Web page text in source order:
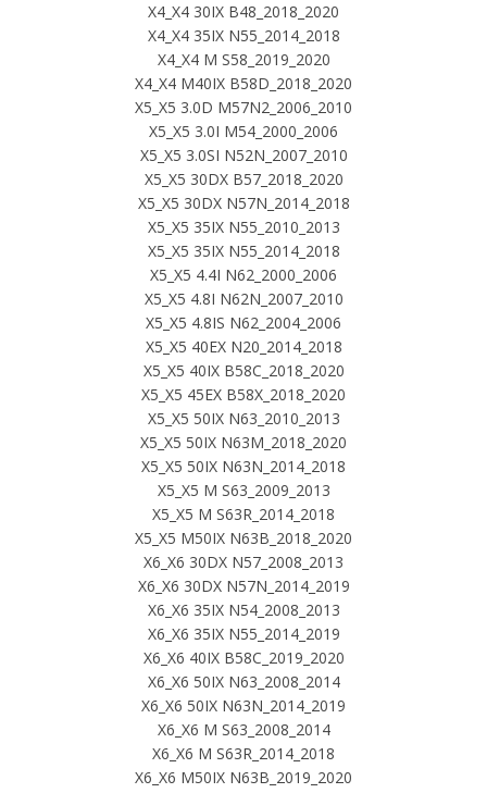
X4_X4 30IX B48_2018_2020
X4_X4 35IX N55_2014_2018
X4_X4 M S58_2019_2020
X4_X4 M40IX B58D_2018_2020
X5_X5 3.0D M57N2_2006_2010
X5_X5 3.0I M54_2000_2006
X5_X5 3.0SI N52N_2007_2010
X5_X5 30DX B57_2018_2020
X5_X5 30DX N57N_2014_2018
X5_X5 35IX N55_2010_2013
X5_X5 35IX N55_2014_2018
X5_X5 4.4I N62_2000_2006
X5_X5 4.8I N62N_2007_2010
X5_X5 4.8IS N62_2004_2006
X5_X5 40EX N20_2014_2018
X5_X5 40IX B58C_2018_2020
X5_X5 45EX B58X_2018_2020
X5_X5 50IX N63_2010_2013
X5_X5 50IX N63M_2018_2020
X5_X5 50IX N63N_2014_2018
X5_X5 M S63_2009_2013
X5_X5 M S63R_2014_2018
X5_X5 M50IX N63B_2018_2020
X6_X6 30DX N57_2008_2013
X6_X6 30DX N57N_2014_2019
X6_X6 35IX N54_2008_2013
X6_X6 35IX N55_2014_2019
X6_X6 40IX B58C_2019_2020
X6_X6 50IX N63_2008_2014
X6_X6 50IX N63N_2014_2019
X6_X6 M S63_2008_2014
X6_X6 M S63R_2014_2018
X6_X6 M50IX N63B_2019_2020